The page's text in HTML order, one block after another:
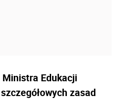
Edukacji
zasad